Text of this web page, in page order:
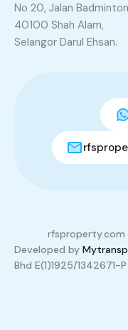
No 20, Jalan
40100 Shah Alam,
Selangor Darul Ehsan.
rfsproperty.com
Developed by
Bhd E(1)1925/1342671-P